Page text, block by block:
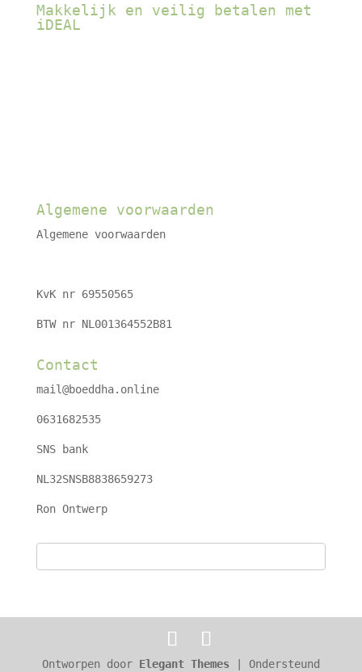
Makkelijk en veilig betalen met
iDEAL
Algemene voorwaarden
Algemene voorwaarden
KvK nr 69550565
BTW nr NL001364552B81
Contact
mail@boeddha.online
0631682535
SNS bank
NL32SNSB8838659273
Ron Ontwerp
Ontworpen door Elegant Themes| Ondersteund